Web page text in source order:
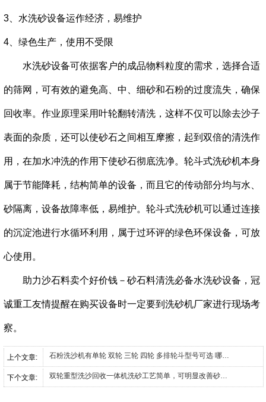
3、水洗砂设备运作经济，易维护
4、绿色生产，使用不受限
水洗砂设备可依据客户的成品物料粒度的需求，选择合适
的筛网，可有效的避免高、中、细砂和石粉的过度流失，确保
回收率。 作业原理采用叶轮翻转清洗，这样不仅可以除去沙子
表面的杂质，还可以使砂石之间相互摩擦，起到双倍的清洗作
用，在加水冲洗的作用下使砂石彻底洗净。 轮斗式洗砂机本身
属于节能降耗，结构简单的设备，而且它的传动部分均与水、
砂隔离，设备故障率低，易维护。 轮斗式洗砂机可以通过连接
的沉淀池进行水循环利用，属于过环评的绿色环保设备，可放
心使用。
助力沙石料卖个好价钱－砂石料清洗必备水洗砂设备，冠
诚重工友情提醒在购买设备时一定要到洗砂机厂家进行现场考
察。
上个文章: 石粉洗沙机有单轮 双轮 三轮 四轮 多排轮斗型号可选 哪个是您的菜？
下个文章: 双轮重型洗沙回收一体机洗砂工艺简单，可明显改善砂料的品质